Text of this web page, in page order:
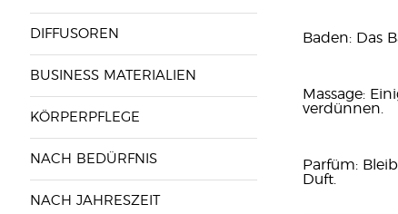
DIFFUSOREN
BUSINESS MATERIALIEN
KÖRPERPFLEGE
NACH BEDÜRFNIS
NACH JAHRESZEIT
Baden: Das
Massage:
verdünnen.
Parfüm:
Duft.